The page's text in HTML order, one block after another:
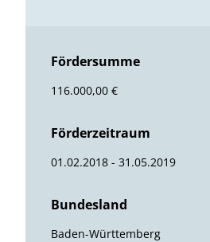
Fördersumme
116.000,00 €
Förderzeitraum
01.02.2018 - 31.05.2019
Bundesland
Baden-Württemberg